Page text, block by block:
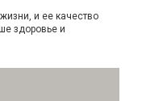
и ее качество
здоровье и